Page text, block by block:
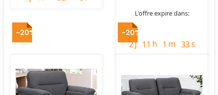
L'offre expire dans:
timer
2j 11 h 1 m 32s
-20% -20%